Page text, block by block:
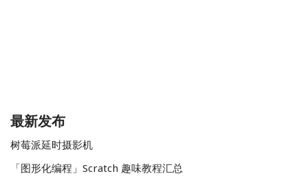
最新发布
树莓派延时摄影机
「图形化编程」Scratch 趣味教程汇总